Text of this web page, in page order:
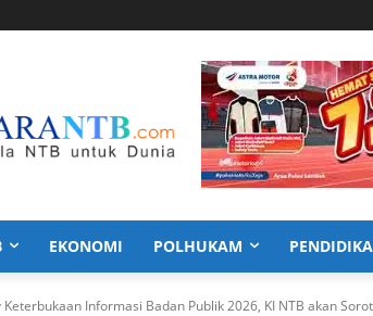
EKONOMI POLHUKAM
Keterbukaan Informasi Badan Publik 2026, KI NTB akan